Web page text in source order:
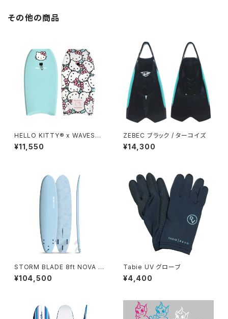
その他の商品
HELLO KITTY® x WAVEST
ORM 36in Bodyboard - Tur
quoise
¥11,550
ZEBEC ブラック / ターコイズ
¥14,300
STORM BLADE 8ft NOVA S
URFBOARD - SKY BLUE
¥104,500
Tabie UV グローブ
¥4,400